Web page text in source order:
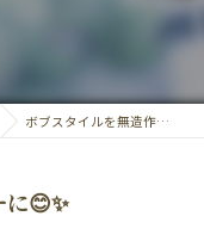
ボブスタイルを無造作ヘアーに😊✨
😊✨